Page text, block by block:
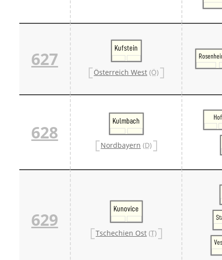
627
Kufstein
Österreich West (Ö)
628
Kulmbach
Nordbayern (D)
Hof
629
Kunovice
Tschechien Ost (T)